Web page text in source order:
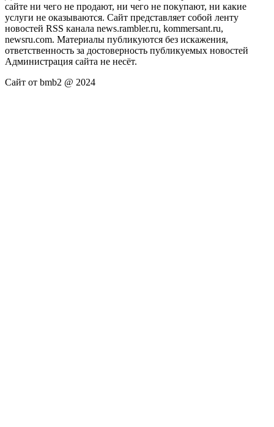
сайте ни чего не продают, ни чего не покупают, ни какие
услуги не оказываются. Сайт представляет собой ленту
новостей RSS канала news.rambler.ru, kommersant.ru,
newsru.com. Материалы публикуются без искажения,
ответственность за достоверность публикуемых новостей
Администрация сайта не несёт.
Сайт от bmb2 @ 2024